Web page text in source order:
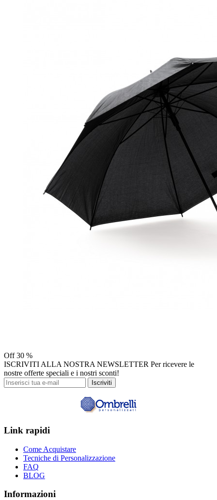
Off30 %
ISCRIVITI ALLA NOSTRA NEWSLETTER Per ricevere le
nostre offerte speciali e i nostri sconti!
Iscriviti
Link rapidi
Come Acquistare
Tecniche di Personalizzazione
FAQ
BLOG
Informazioni